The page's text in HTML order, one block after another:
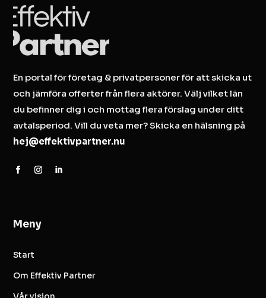
En portal för företag & privatpersoner för att skicka ut
och jämföra offerter från flera aktörer. Välj vilket län
du befinner dig i och mottag flera förslag under ditt
avtalsperiod. Vill du veta mer? Skicka en hälsning på
hej@effektivpartner.nu
Meny
Start
Om Effektiv Partner